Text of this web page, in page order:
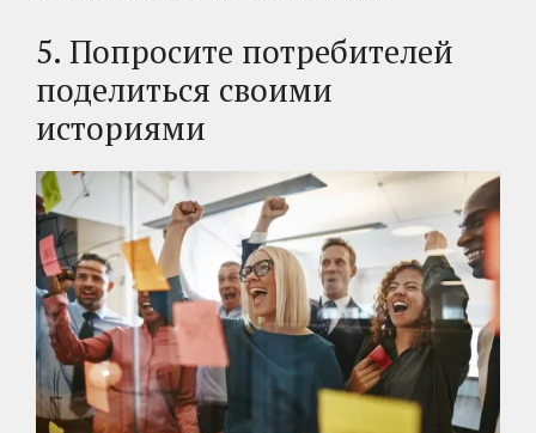
5. Попросите потребителей
поделиться своими
историями